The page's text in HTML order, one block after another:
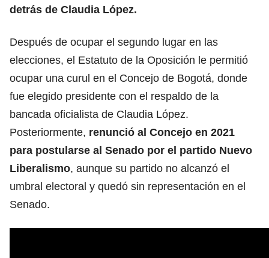
detrás de Claudia López.
Después de ocupar el segundo lugar en las
elecciones, el Estatuto de la Oposición le permitió
ocupar una curul en el Concejo de Bogotá, donde
fue elegido presidente con el respaldo de la
bancada oficialista de Claudia López.
Posteriormente, renunció al Concejo en 2021
para postularse al Senado por el partido Nuevo
Liberalismo, aunque su partido no alcanzó el
umbral electoral y quedó sin representación en el
Senado.